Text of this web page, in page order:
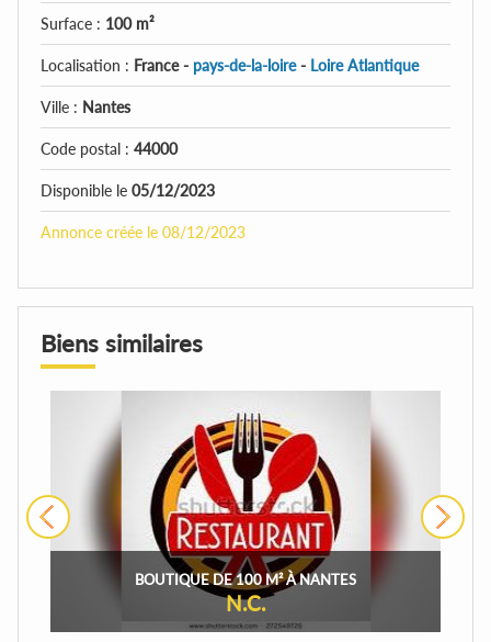
Surface : 100 m²
Localisation : France - pays-de-la-loire- Loire Atlantique
Ville : Nantes
Code postal : 44000
Disponible le 05/12/2023
Annonce créée le 08/12/2023
Biens similaires
BOUTIQUE DE 100 M² À NANTES
N.C.
›